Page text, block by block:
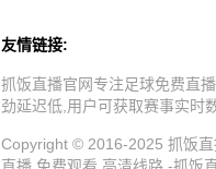
友情链接:
抓饭直播官网专注足球免费直
劲延迟低,用户可获取赛事实时
Copyright © 2016-2025 抓饭